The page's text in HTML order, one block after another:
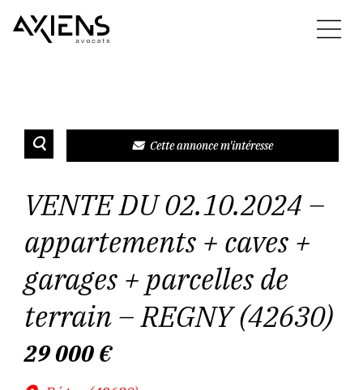
Cette annonce m'intéresse
VENTE DU 02.10.2024 –
appartements + caves +
garages + parcelles de
terrain – REGNY (42630)
29 000€